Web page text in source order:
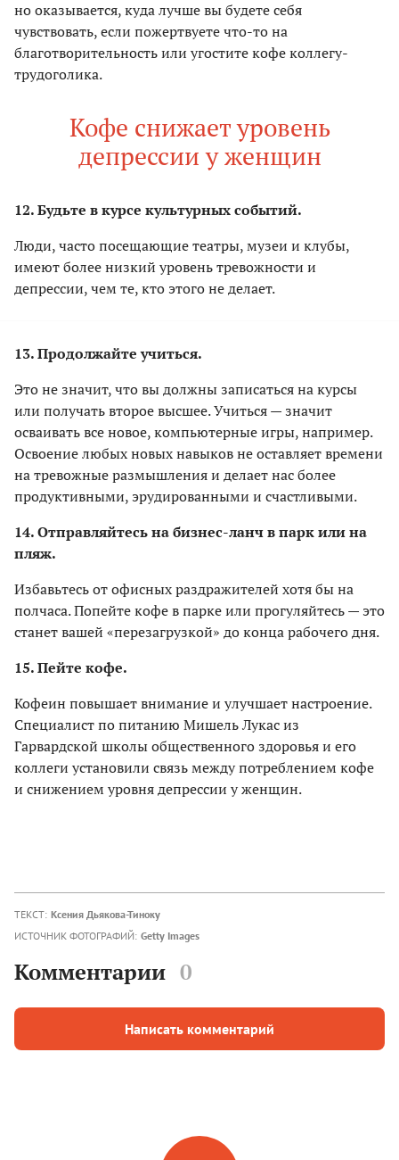
но оказывается, куда лучше вы будете себя
чувствовать, если пожертвуете что-то на
благотворительность или угостите кофе коллегу-
трудоголика.
Кофе снижает уровень
депрессии у женщин
12. Будьте в курсе культурных событий.
Люди, часто посещающие театры, музеи и клубы,
имеют более низкий уровень тревожности и
депрессии, чем те, кто этого не делает.
13. Продолжайте учиться.
Это не значит, что вы должны записаться на курсы
или получать второе высшее. Учиться — значит
осваивать все новое, компьютерные игры, например.
Освоение любых новых навыков не оставляет времени
на тревожные размышления и делает нас более
продуктивными, эрудированными и счастливыми.
14. Отправляйтесь на бизнес-ланч в парк или на
пляж.
Избавьтесь от офисных раздражителей хотя бы на
полчаса. Попейте кофе в парке или прогуляйтесь — это
станет вашей «перезагрузкой» до конца рабочего дня.
15. Пейте кофе.
Кофеин повышает внимание и улучшает настроение.
Специалист по питанию Мишель Лукас из
Гарвардской школы общественного здоровья и его
коллеги установили связь между потреблением кофе
и снижением уровня депрессии у женщин.
ТЕКСТ: Ксения Дьякова-Тиноку
ИСТОЧНИК ФОТОГРАФИЙ: Getty Images
Комментарии 0
Написать комментарий